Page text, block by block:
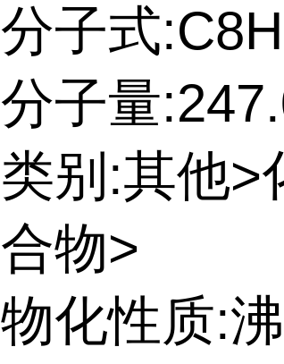
分子式
分子量
类别:其他>
合物>
物化性质:沸